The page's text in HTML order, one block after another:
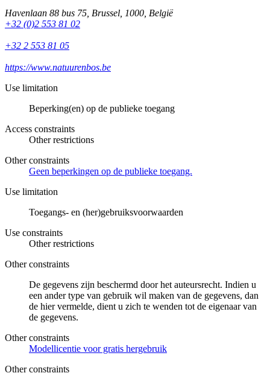
Havenlaan 88 bus 75 Brussel 1000 België
+32 (0)2 553 81 02
+32 2 553 81 05
https://www.natuurenbos.be
Use limitation
Beperking(en) op de publieke toegang
Access constraints
Other restrictions
Other constraints
Geen beperkingen op de publieke toegang.
Use limitation
Toegangs- en (her)gebruiksvoorwaarden
Use constraints
Other restrictions
Other constraints
De gegevens zijn beschermd door het auteursrecht. Indien u
een ander type van gebruik wil maken van de gegevens, dan
de hier vermelde, dient u zich te wenden tot de eigenaar van
de gegevens.
Other constraints
Modellicentie voor gratis hergebruik
Other constraints